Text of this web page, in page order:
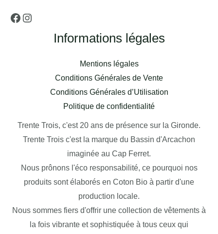
Informations légales
Mentions légales
Conditions Générales de Vente
Conditions Générales d’Utilisation
Politique de confidentialité
Trente Trois, c'est 20 ans de présence sur la Gironde.
Trente Trois c'est la marque du Bassin d'Arcachon
imaginée au Cap Ferret.
Nous prônons l'éco responsabilité, ce pourquoi nos
produits sont élaborés en Coton Bio à partir d'une
production locale.
Nous sommes fiers d'offrir une collection de vêtements à
la fois vibrante et sophistiquée à tous ceux qui